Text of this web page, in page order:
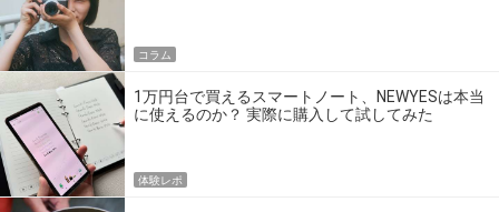
コラム
1万円台で買えるスマートノート、NEWYESは本当
に使えるのか？ 実際に購入して試してみた
体験レポ